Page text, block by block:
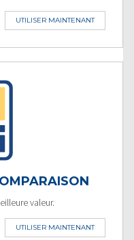
UTILISER MAINTENANT
valeur.
UTILISER MAINTENANT